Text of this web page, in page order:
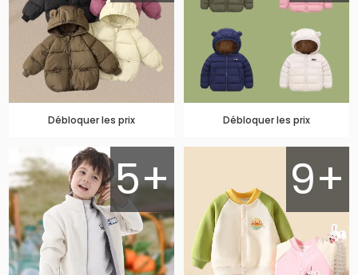
Débloquer les prix Débloquer les prix
5+ 9+